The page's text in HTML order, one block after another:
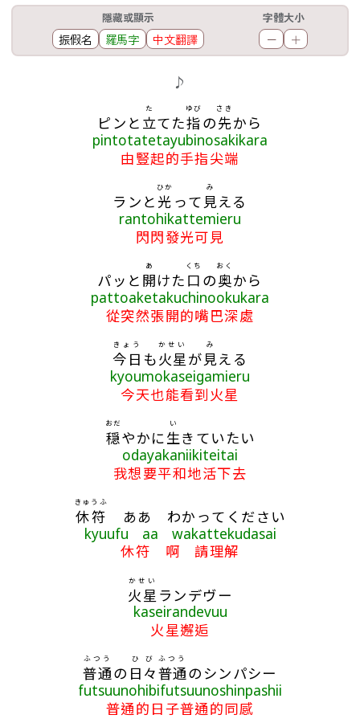
隱藏或顯示
振假名 羅馬字 中文翻譯
字體大小
－ ＋
♪
ピンと 立
た
てた指
ゆび
の先
さき
から
pintotatetayubinosakikara
由豎起的手指尖端
ランと 光
ひか
って見
み
える
rantohikattemieru
閃閃發光可見
パッと 開
あ
けた 口
くち
の奥
おく
から
pattoaketakuchinookukara
從突然張開的嘴巴深處
今日
きょう
も火星
かせい
が 見
み
える
kyoumokaseigamieru
今天也能看到火星
穏
おだ
やかに生
い
きていたい
odayakaniikiteitai
我想要平和地活下去
休符
きゅうふ
ああ わかってください
kyuufu aa wakattekudasai
休符 啊 請理解
火星
かせい
ランデヴー
kaseirandevuu
火星邂逅
普通
ふつう
の 日々
ひび
普通
ふつう
のシンパシー
futsuunohibifutsuunoshinpashii
普通的日子普通的同感